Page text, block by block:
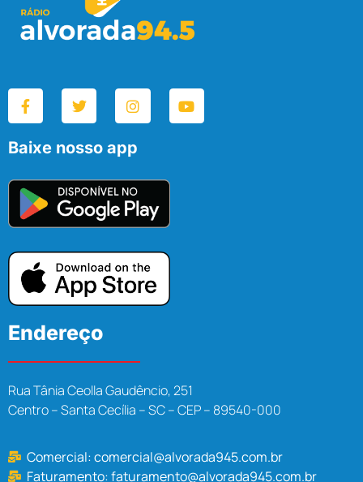
Baixe nosso app
Endereço
Rua Tânia Ceolla Gaudêncio, 251
Centro – Santa Cecília – SC – CEP – 89540-000
Comercial:comercial@alvorada945.com.br
Faturamento:faturamento@alvorada945.com.br